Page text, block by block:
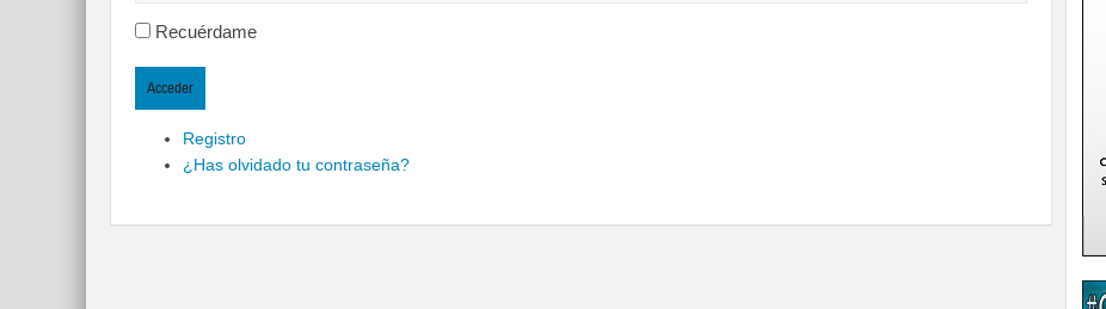
Recuérdame
Acceder
Registro
¿Has olvidado tu contraseña?